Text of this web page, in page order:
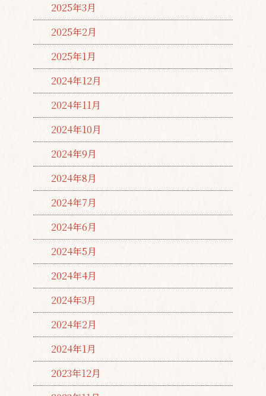
2025年3月
2025年2月
2025年1月
2024年12月
2024年11月
2024年10月
2024年9月
2024年8月
2024年7月
2024年6月
2024年5月
2024年4月
2024年3月
2024年2月
2024年1月
2023年12月